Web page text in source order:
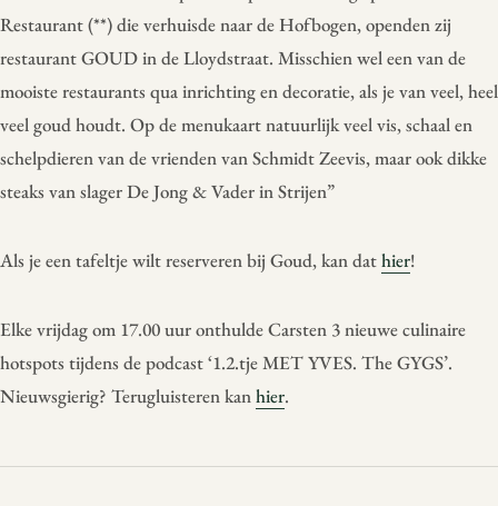
Restaurant (**) die verhuisde naar de Hofbogen, openden zij
restaurant GOUD in de Lloydstraat. Misschien wel een van de
mooiste restaurants qua inrichting en decoratie, als je van veel, heel
veel goud houdt. Op de menukaart natuurlijk veel vis, schaal en
schelpdieren van de vrienden van Schmidt Zeevis, maar ook dikke
steaks van slager De Jong & Vader in Strijen”
Als je een tafeltje wilt reserveren bij Goud, kan dathier!
Elke vrijdag om 17.00 uur onthulde Carsten 3 nieuwe culinaire
hotspots tijdens de podcast ‘1.2.tje MET YVES. The GYGS’.
Nieuwsgierig? Terugluisteren kanhier.